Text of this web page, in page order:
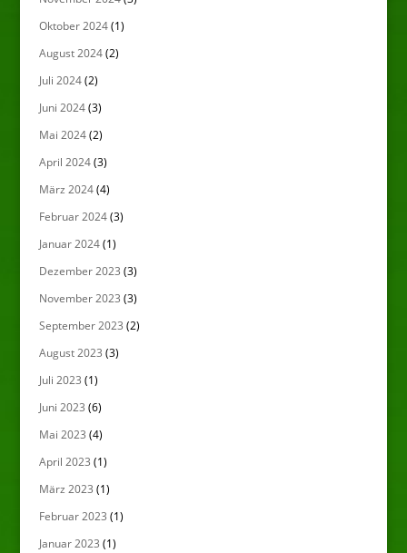
Oktober 2024(1)
August 2024(2)
Juli 2024(2)
Juni 2024(3)
Mai 2024(2)
April 2024(3)
März 2024(4)
Februar 2024(3)
Januar 2024(1)
Dezember 2023 (3)
November 2023 (3)
September 2023 (2)
August 2023 (3)
Juli 2023 (1)
Juni 2023 (6)
Mai 2023 (4)
April 2023 (1)
März 2023 (1)
Februar 2023 (1)
Januar 2023 (1)